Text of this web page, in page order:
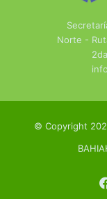
Norte -
© Copyright